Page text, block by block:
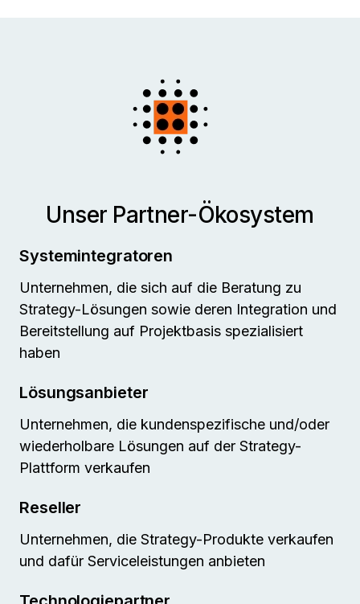
Unser Partner-Ökosystem
Systemintegratoren
Unternehmen, die sich auf die Beratung zu
Strategy-Lösungen sowie deren Integration und
Bereitstellung auf Projektbasis spezialisiert
haben
Lösungsanbieter
Unternehmen, die kundenspezifische und/oder
wiederholbare Lösungen auf der Strategy-
Plattform verkaufen
Reseller
Unternehmen, die Strategy-Produkte verkaufen
und dafür Serviceleistungen anbieten